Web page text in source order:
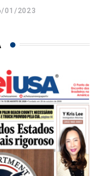
a facadas
01/2023